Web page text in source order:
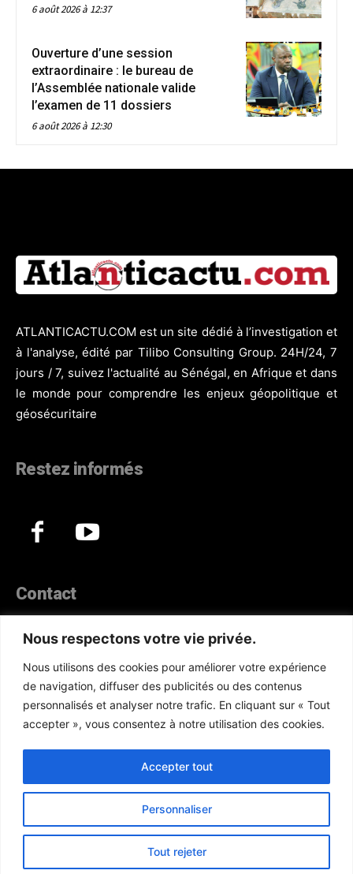
Nous respectons votre vie privée.
Nous utilisons des cookies pour améliorer votre expérience
de navigation, diffuser des publicités ou des contenus
personnalisés et analyser notre trafic. En cliquant sur « Tout
accepter », vous consentez à notre utilisation des cookies.
Personnaliser
Tout rejeter
Accepter tout
6 août 2026 à 12:37
Ouverture d’une session
extraordinaire : le bureau de
l’Assemblée nationale valide
l’examen de 11 dossiers
6 août 2026 à 12:30
ATLANTICACTU.COM est un site dédié à l’investigation et
à l'analyse, édité par Tilibo Consulting Group. 24H/24, 7
jours / 7, suivez l'actualité au Sénégal, en Afrique et dans
le monde pour comprendre les enjeux géopolitique et
géosécuritaire
Restez informés
Contact
Téléphone :(+221) 70 330 86 87‬
WhatsApp : (+33) 6 52 17 85 46
E-mail : redaction@atlanticactu.com
E-mail : commercial@atlanticactu.com
Nous écrire Qui sommes-nous ?
Copyright © AtlanticActu.com. Tous droits réservés. Designed by